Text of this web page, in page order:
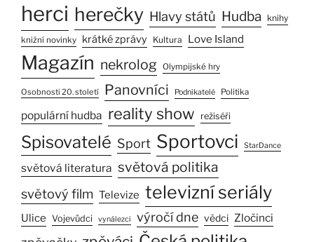
herci herečky Hlavy států Hudba knihy
knižní novinky krátké zprávy Kultura Love Island
Magazín nekrolog Olympijské hry
Osobnosti 20. století Panovníci Podnikatelé Politika
populární hudba reality show režiséři
Spisovatelé Sport Sportovci StarDance
světová literatura světová politika
světový film Televize televizní seriály
Ulice Vojevůdci vynálezci výročí dne vědci Zločinci